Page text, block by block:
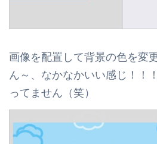
画像を配置して背景の色を変
ん～、なかなかいい感じ！！
ってません（笑）